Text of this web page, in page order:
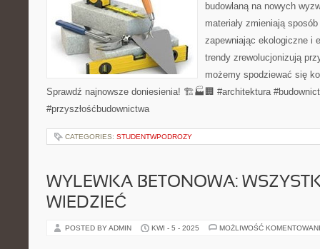
budowlaną na nowych
materiały zmieniają
zapewniając ekologiczne i
trendy zrewolucjonizują
możemy spodziewać się
Sprawdź najnowsze doniesienia! 🏗️🏭🏢 #architektura
#przyszłośćbudownictwa
CATEGORIES: STUDENTWPODROZY
WYLEWKA BETONOWA:
WIEDZIEĆ
POSTED BY ADMIN KWI - 5 - 2025 MOŻLIWOŚĆ